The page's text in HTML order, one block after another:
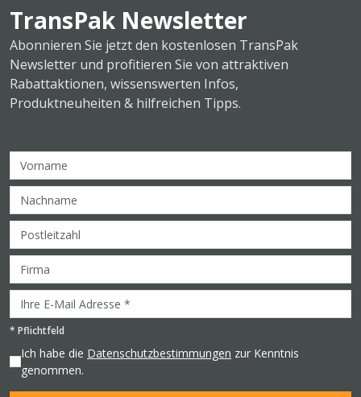
TransPak Newsletter
Abonnieren Sie jetzt den kostenlosen TransPak
Newsletter und profitieren Sie von attraktiven
Rabattaktionen, wissenswerten Infos,
Produktneuheiten & hilfreichen Tipps.
* Pflichtfeld
Ich habe die Datenschutzbestimmungen zur Kenntnis
genommen.